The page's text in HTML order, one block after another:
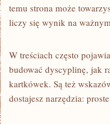
temu strona może
liczy się wynik na
W treściach często
budować dyscyplinę, jak
kartkówek. Są też
dostajesz narzędzia: